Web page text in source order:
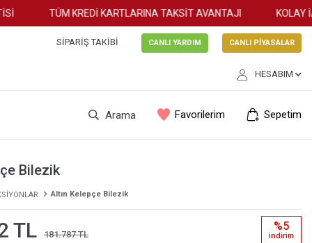
TÜM KREDİ KARTLARINA TAKSİT AVANTAJI KOLAY
SIPARIŞ TAKIBI CANLI YARDIM CANLI PİYASALAR
HESABIM
Arama Favorilerim Sepetim
Bilezik
Altın Kelepçe Bilezik
TL 181.787 TL
%5
i̇ndi̇ri̇m